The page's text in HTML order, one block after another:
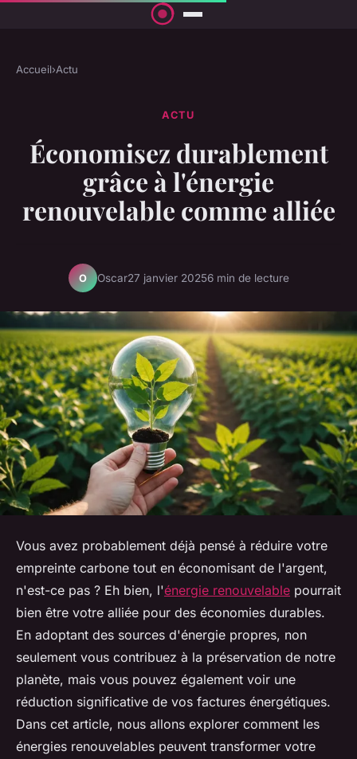
Accueil›Actu
ACTU
Économisez durablement
grâce à l'énergie
renouvelable comme alliée
O Oscar27 janvier 20256 min de lecture
Vous avez probablement déjà pensé à réduire votre
empreinte carbone tout en économisant de l'argent,
n'est-ce pas ? Eh bien, l'énergie renouvelable pourrait
bien être votre alliée pour des économies durables.
En adoptant des sources d'énergie propres, non
seulement vous contribuez à la préservation de notre
planète, mais vous pouvez également voir une
réduction significative de vos factures énergétiques.
Dans cet article, nous allons explorer comment les
énergies renouvelables peuvent transformer votre